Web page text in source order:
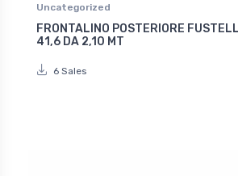
Uncategorized
FRONTALINO POSTERIORE
41,6 DA 2,10 MT
6 Sales